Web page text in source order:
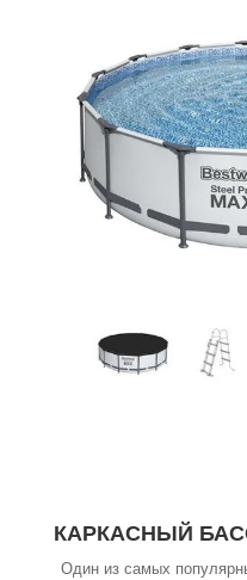
КАРКАСНЫЙ
Один из самых